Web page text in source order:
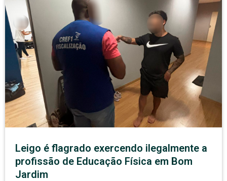
Leigo é flagrado exercendo ilegalmente a
profissão de Educação Física em Bom
Jardim